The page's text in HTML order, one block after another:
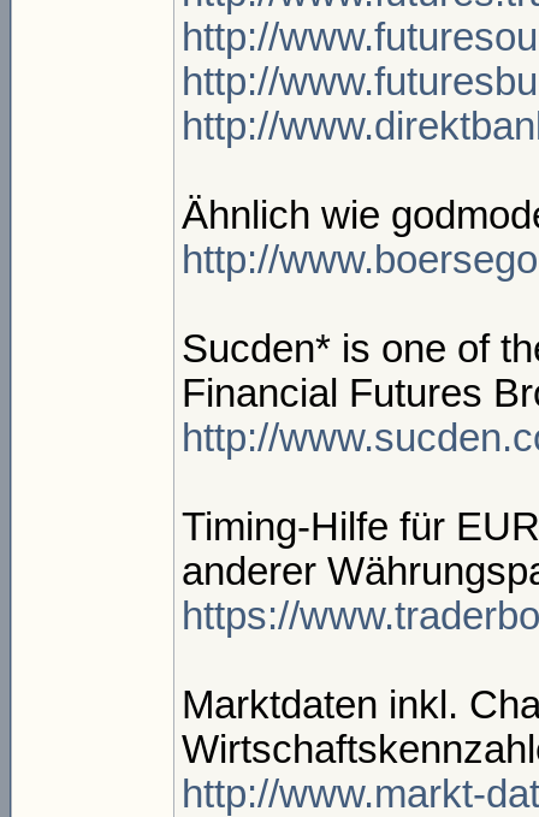
http://
http://
http://
Ähnlich wie
http://
Sucden* is one of
Financial Futures
http://
Timing-Hilfe für
anderer
https://
Marktdaten inkl.
http://www.markt-